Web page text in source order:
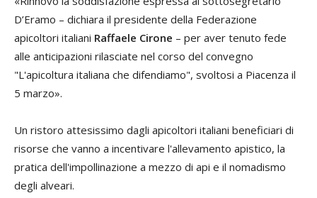
D’Eramo – dichiara il presidente della Federazione
apicoltori italiani Raffaele Cirone – per aver tenuto fede
alle anticipazioni rilasciate nel corso del convegno
"L'apicoltura italiana che difendiamo", svoltosi a Piacenza il
5 marzo».
Un ristoro attesissimo dagli apicoltori italiani beneficiari di
risorse che vanno a incentivare l'allevamento apistico, la
pratica dell'impollinazione a mezzo di api e il nomadismo
degli alveari.